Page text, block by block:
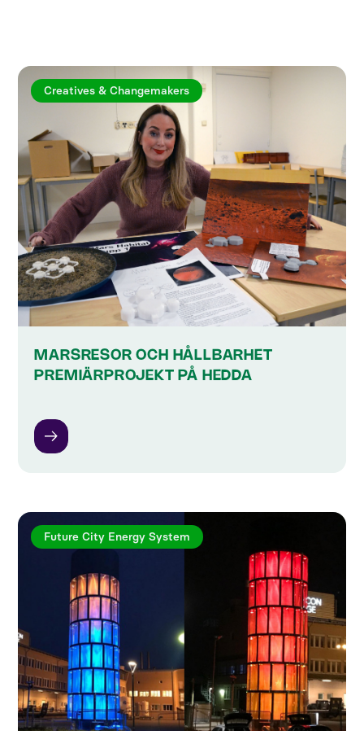
Creatives & Changemakers
MARSRESOR OCH HÅLLBARHET
PREMIÄRPROJEKT PÅ HEDDA
Future City Energy System